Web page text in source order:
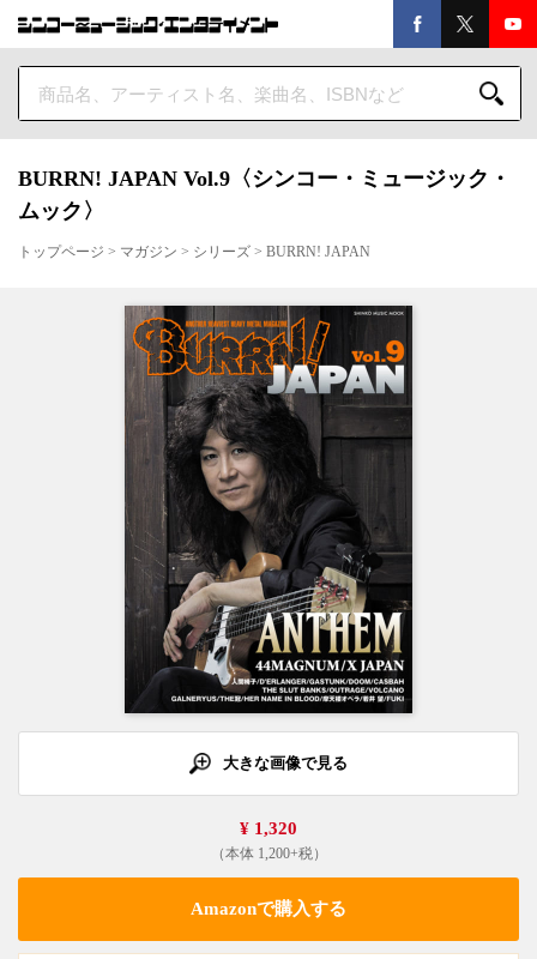
BURRN! JAPAN Vol.9〈シンコー・ミュージック・
ムック〉
トップページ > マガジン > シリーズ > BURRN! JAPAN
大きな画像で見る
¥ 1,320
（本体 1,200+税）
Amazonで購入する